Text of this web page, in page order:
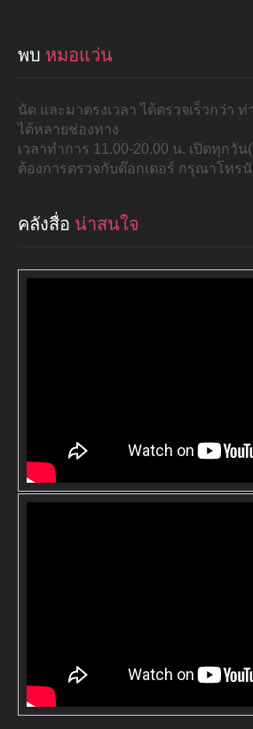
พบ หมอแว่น
นัด และมาตรงเวลา ได้ตรวจเร็วกว่า
ได้หลายช่องทาง
เวลาทำการ 11.00-20.00 น. เปิดทุกวั
ต้องการตรวจกับด๊อกเตอร์ กรุณาโทร
คลังสื่อ น่าสนใจ